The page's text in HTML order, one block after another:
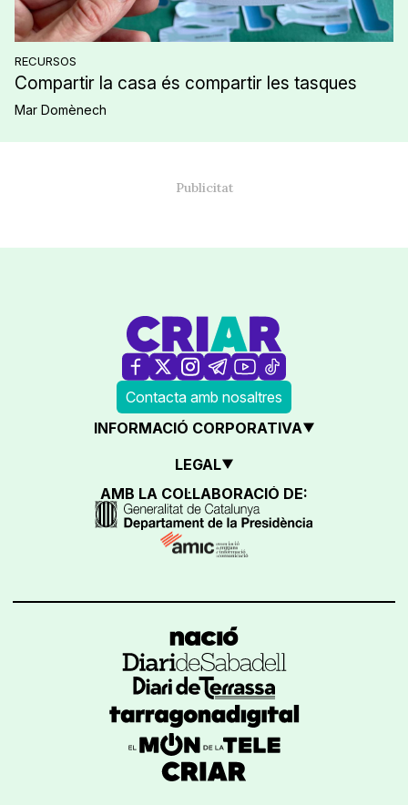
RECURSOS
Compartir la casa és compartir les tasques
Mar Domènech
Contacta amb nosaltres
INFORMACIÓ CORPORATIVA
LEGAL
AMB LA COL·LABORACIÓ DE: